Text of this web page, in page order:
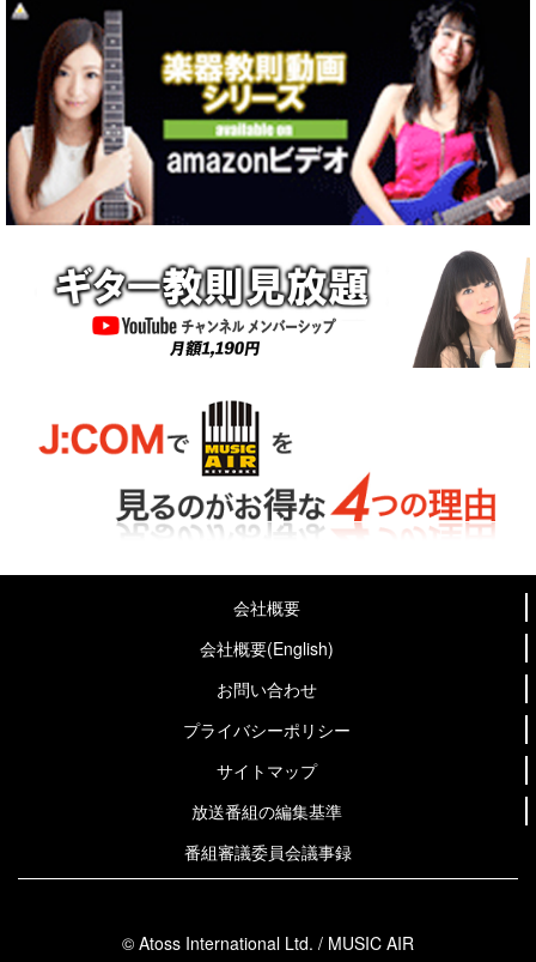
会社概要
会社概要(English)
お問い合わせ
プライバシーポリシー
サイトマップ
放送番組の編集基準
番組審議委員会議事録
© Atoss International Ltd. / MUSIC AIR